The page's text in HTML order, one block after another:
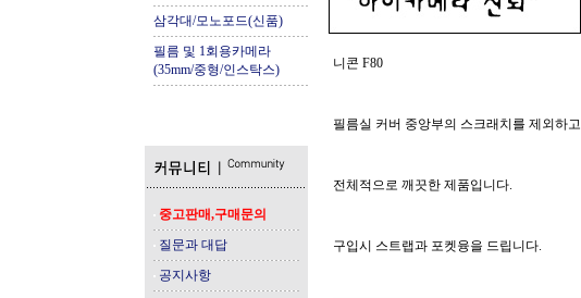
삼각대/모노포드(신품)
필름 및 1회용카메라
(35mm/중형/인스탁스)
중고판매,구매문의
질문과 대답
공지사항
니콘 F80
필름실 커버 중앙부의 스크래치를 제외하고
전체적으로 깨끗한 제품입니다.
구입시 스트랩과 포켓융을 드립니다.